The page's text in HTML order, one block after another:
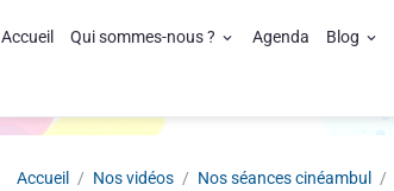
Accueil Qui sommes-nous ? Agenda Blog
Accueil Nos vidéos Nos séances cinéambul